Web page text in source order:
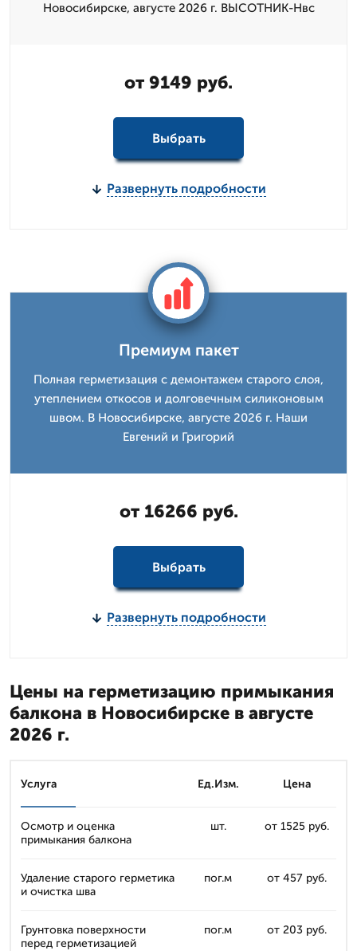
Новосибирске, августе 2026 г. ВЫСОТНИК-Нвс
от 9149 руб.
Выбрать
Развернуть подробности
Премиум пакет
Полная герметизация с демонтажем старого слоя,
утеплением откосов и долговечным силиконовым
швом. В Новосибирске, августе 2026 г. Наши
Евгений и Григорий
от 16266 руб.
Выбрать
Развернуть подробности
Цены на герметизацию примыкания
балкона в Новосибирске в августе
2026 г.
Услуга Ед.Изм. Цена
Осмотр и оценка
примыкания балкона
шт. от 1525 руб.
Удаление старого герметика
и очистка шва
пог.м от 457 руб.
Грунтовка поверхности
перед герметизацией
пог.м от 203 руб.